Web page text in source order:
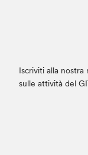
Iscriviti alla
sulle attività del